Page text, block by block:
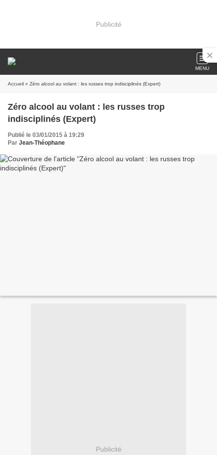
Publicité
MENU
Accueil » Zéro alcool au volant : les russes trop indisciplinés (Expert)
Zéro alcool au volant : les russes trop
indisciplinés (Expert)
Publié le 03/01/2015 à 19:29
Par Jean-Théophane
Publicité